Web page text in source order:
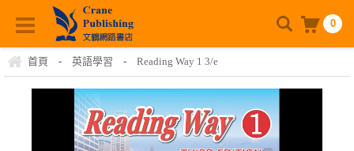
0
首頁 - 英語學習 - Reading Way 1 3/e